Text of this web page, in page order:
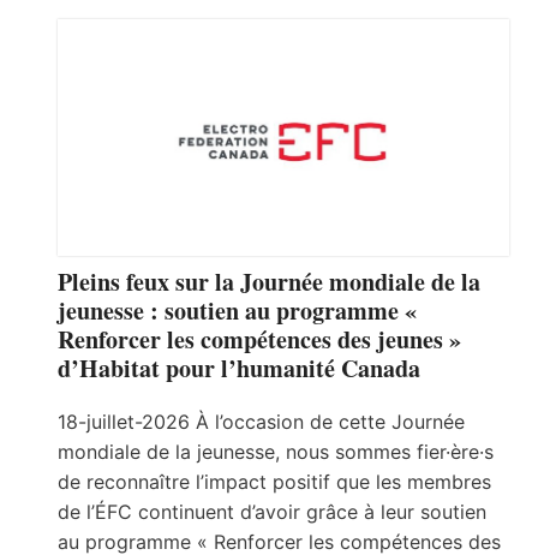
Pleins feux sur la Journée mondiale de la
jeunesse : soutien au programme «
Renforcer les compétences des jeunes »
d’Habitat pour l’humanité Canada
18-juillet-2026 À l’occasion de cette Journée
mondiale de la jeunesse, nous sommes fier·ère·s
de reconnaître l’impact positif que les membres
de l’ÉFC continuent d’avoir grâce à leur soutien
au programme « Renforcer les compétences des